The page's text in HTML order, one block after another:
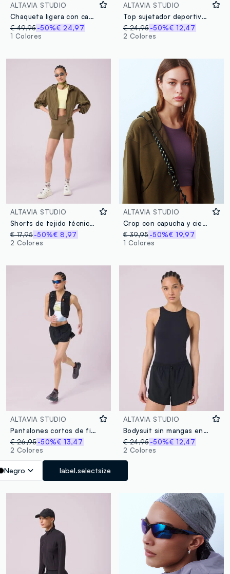
ALTAVIA STUDIO
Chaqueta ligera con capucha ALTAVIA STUDIO
€ 49,95-50%€ 24,97
1 Colores
ALTAVIA STUDIO
Top sujetador deportivo en tejido técnico ALTAVIA STUDIO
€ 24,95 -50%€ 12,47
2 Colores
ALTAVIA STUDIO
Shorts de tejido técnico ALTAVIA STUDIO
€ 17,95-50%€ 8,97
2 Colores
ALTAVIA STUDIO
Crop con capucha y cierre completo ALTAVIA STUDIO
€ 39,95 -50%€ 19,97
1 Colores
ALTAVIA STUDIO
Pantalones cortos de fitness en tejido ligero ALTAVIA STUDIO
€ 26,95-50%€ 13,47
2 Colores
Negro label.selectsize
ALTAVIA STUDIO
Bodysuit sin mangas en tejido elástico ALTAVIA STUDIO
€ 24,95 -50%€ 12,47
2 Colores